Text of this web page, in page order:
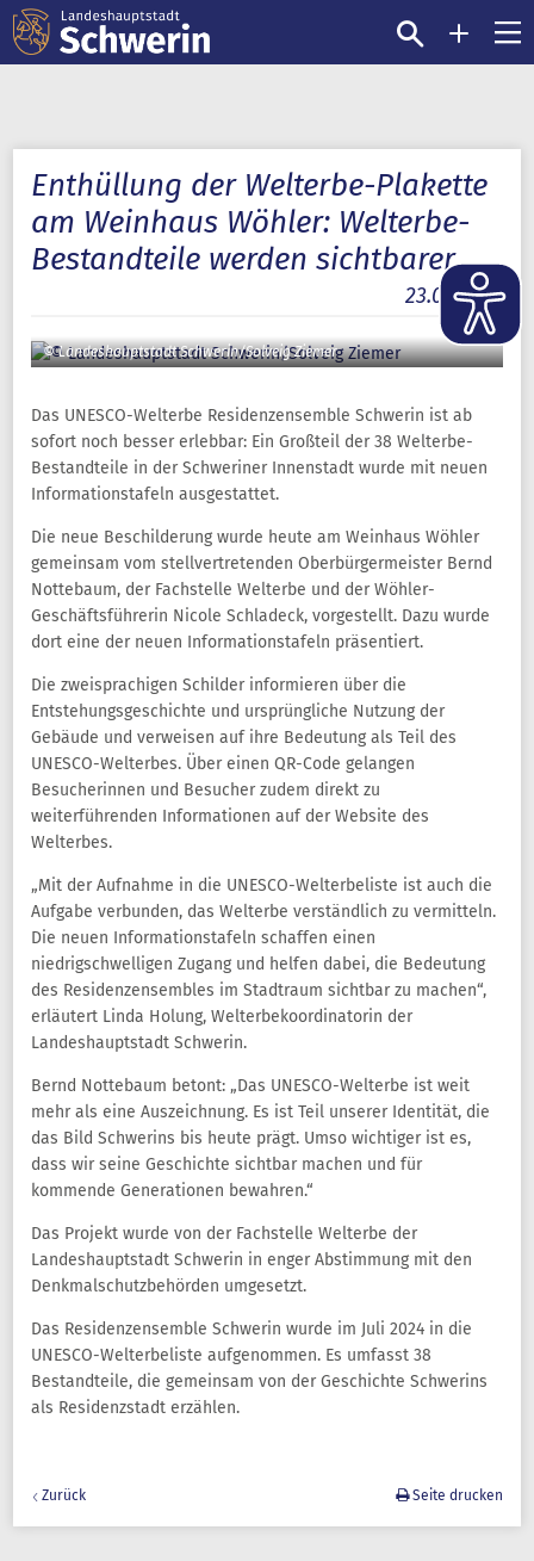
Enthüllung der Welterbe-Plakette
am Weinhaus Wöhler: Welterbe-
Bestandteile werden sichtbarer
23.06.2026
© Landeshauptstadt Schwerin/Solveig Ziemer
Das UNESCO-Welterbe Residenzensemble Schwerin ist ab
sofort noch besser erlebbar: Ein Großteil der 38 Welterbe-
Bestandteile in der Schweriner Innenstadt wurde mit neuen
Informationstafeln ausgestattet.
Die neue Beschilderung wurde heute am Weinhaus Wöhler
gemeinsam vom stellvertretenden Oberbürgermeister Bernd
Nottebaum, der Fachstelle Welterbe und der Wöhler-
Geschäftsführerin Nicole Schladeck, vorgestellt. Dazu wurde
dort eine der neuen Informationstafeln präsentiert.
Die zweisprachigen Schilder informieren über die
Entstehungsgeschichte und ursprüngliche Nutzung der
Gebäude und verweisen auf ihre Bedeutung als Teil des
UNESCO-Welterbes. Über einen QR-Code gelangen
Besucherinnen und Besucher zudem direkt zu
weiterführenden Informationen auf der Website des
Welterbes.
„Mit der Aufnahme in die UNESCO-Welterbeliste ist auch die
Aufgabe verbunden, das Welterbe verständlich zu vermitteln.
Die neuen Informationstafeln schaffen einen
niedrigschwelligen Zugang und helfen dabei, die Bedeutung
des Residenzensembles im Stadtraum sichtbar zu machen“,
erläutert Linda Holung, Welterbekoordinatorin der
Landeshauptstadt Schwerin.
Bernd Nottebaum betont: „Das UNESCO-Welterbe ist weit
mehr als eine Auszeichnung. Es ist Teil unserer Identität, die
das Bild Schwerins bis heute prägt. Umso wichtiger ist es,
dass wir seine Geschichte sichtbar machen und für
kommende Generationen bewahren.“
Das Projekt wurde von der Fachstelle Welterbe der
Landeshauptstadt Schwerin in enger Abstimmung mit den
Denkmalschutzbehörden umgesetzt.
Das Residenzensemble Schwerin wurde im Juli 2024 in die
UNESCO-Welterbeliste aufgenommen. Es umfasst 38
Bestandteile, die gemeinsam von der Geschichte Schwerins
als Residenzstadt erzählen.
Zurück Seite drucken